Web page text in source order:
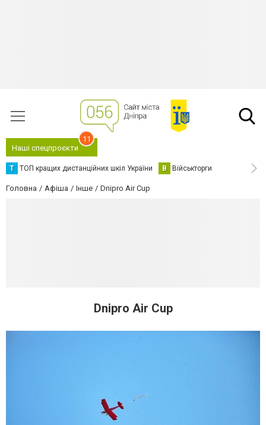
Наші спецпроєкти
11
Т ТОП кращих дистанційних шкіл України В Військторги
Головна Афіша Інше Dnipro Air Cup
Dnipro Air Cup